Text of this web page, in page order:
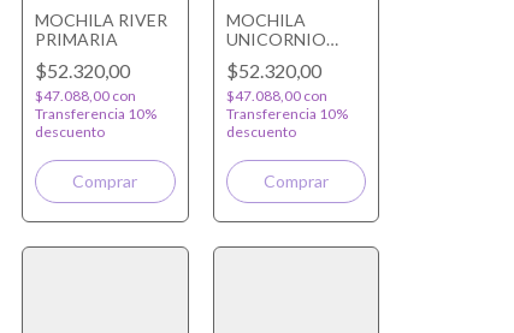
MOCHILA RIVER
PRIMARIA
$52.320,00
$47.088,00 con
Transferencia 10%
descuento
MOCHILA
UNICORNIO
PRIMARIA
$52.320,00
$47.088,00 con
Transferencia 10%
descuento